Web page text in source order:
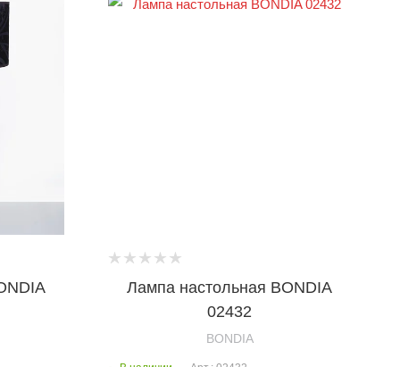
Лампа настольная BONDIA
02432
BONDIA